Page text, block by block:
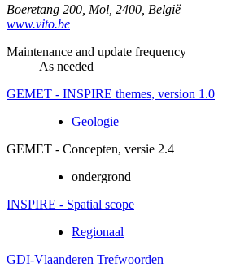
Boeretang 200 Mol 2400 België
www.vito.be
Maintenance and update frequency
As needed
GEMET - INSPIRE themes, version 1.0
Geologie
GEMET - Concepten, versie 2.4
ondergrond
INSPIRE - Spatial scope
Regionaal
GDI-Vlaanderen Trefwoorden